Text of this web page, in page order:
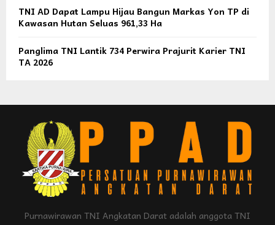
TNI AD Dapat Lampu Hijau Bangun Markas Yon TP di
Kawasan Hutan Seluas 961,33 Ha
Panglima TNI Lantik 734 Perwira Prajurit Karier TNI
TA 2026
Purnawirawan TNI Angkatan Darat adalah anggota TNI